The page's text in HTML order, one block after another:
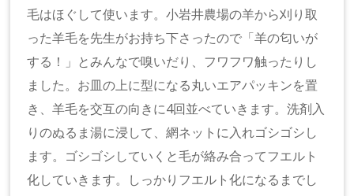
毛はほぐして使います。小岩井農場の羊から刈り取
った羊毛を先生がお持ち下さったので「羊の匂いが
する！」とみんなで嗅いだり、フワフワ触ったりし
ました。お皿の上に型になる丸いエアパッキンを置
き、羊毛を交互の向きに4回並べていきます。洗剤入
りのぬるま湯に浸して、網ネットに入れゴシゴシし
ます。ゴシゴシしていくと毛が絡み合ってフエルト
化していきます。しっかりフエルト化になるまでし